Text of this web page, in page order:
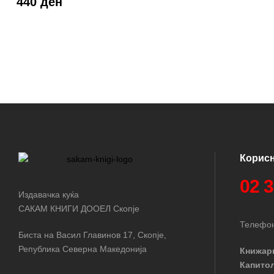
Издавачка куќа
САКАМ КНИГИ ДООЕЛ Скопје
Биста на Васил Главинов 17, Скопје,
Република Северна Македонија
02